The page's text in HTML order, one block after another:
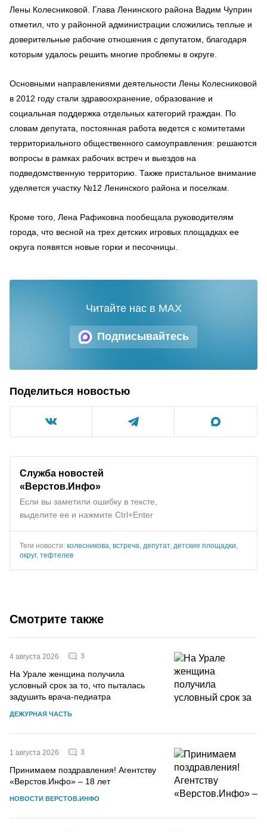
Лены Колесниковой. Глава Ленинского района Вадим Чуприн
отметил, что у районной администрации сложились теплые и
доверительные рабочие отношения с депутатом, благодаря
которым удалось решить многие проблемы в округе.
Основными направлениями деятельности Лены Колесниковой
в 2012 году стали здравоохранение, образование и
социальная поддержка отдельных категорий граждан. По
словам депутата, постоянная работа ведется с комитетами
территориального общественного самоуправления: решаются
вопросы в рамках рабочих встреч и выездов на
подведомственную территорию. Также пристальное внимание
уделяется участку №12 Ленинского района и поселкам.
Кроме того, Лена Рафиковна пообещала руководителям
города, что весной на трех детских игровых площадках ее
округа появятся новые горки и песочницы.
Подписывайтесь
Читайте нас в MAX
Поделиться новостью
Служба новостей
«Верстов.Инфо»
Если вы заметили ошибку в тексте,
выделите ее и нажмите Ctrl+Enter
Теги новости: колесникова встреча депутат, детские площадки
округ, тефтелев
Смотрите также
4 августа 2026 3
На Урале женщина получила
условный срок за то, что пыталась
задушить врача-педиатра
ДЕЖУРНАЯ ЧАСТЬ
1 августа 2026 3
Принимаем поздравления! Агентству
«Верстов.Инфо» – 18 лет
НОВОСТИ ВЕРСТОВ.ИНФО